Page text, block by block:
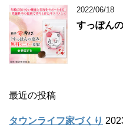
2022/06/18
すっぽん
最近の投稿
タウンライフ家づくり